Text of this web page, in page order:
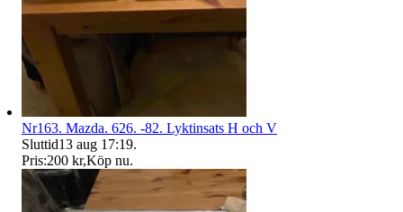
Nr163. Mazda. 626. -82. Lyktinsats H och V
Sluttid13 aug 17:19.
Pris:200 kr,Köp nu.